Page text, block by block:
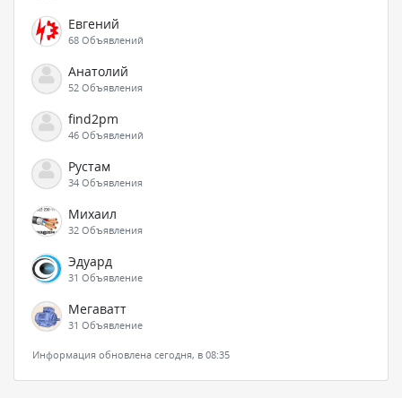
Евгений
68 Объявлений
Анатолий
52 Объявления
find2pm
46 Объявлений
Рустам
34 Объявления
Михаил
32 Объявления
Эдуард
31 Объявление
Мегаватт
31 Объявление
Информация обновлена сегодня, в 08:35